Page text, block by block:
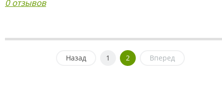
0 отзывов
Назад 1 2 Вперед